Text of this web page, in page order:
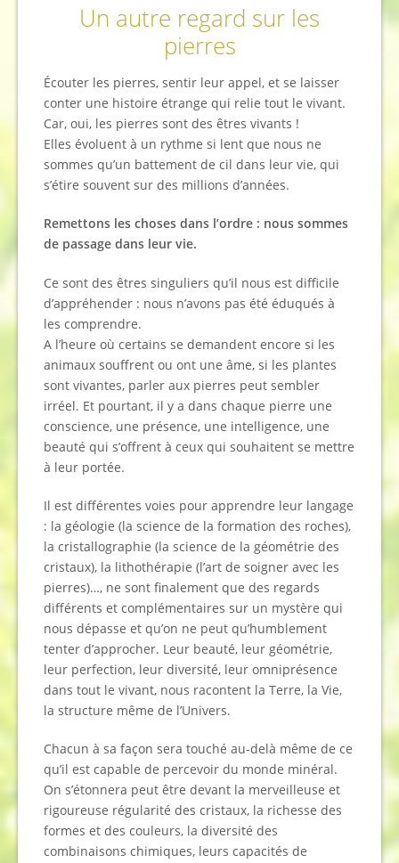
Un autre regard sur les
pierres
Écouter les pierres, sentir leur appel, et se laisser
conter une histoire étrange qui relie tout le vivant.
Car, oui, les pierres sont des êtres vivants !
Elles évoluent à un rythme si lent que nous ne
sommes qu’un battement de cil dans leur vie, qui
s’étire souvent sur des millions d’années.
Remettons les choses dans l’ordre : nous sommes
de passage dans leur vie.
Ce sont des êtres singuliers qu’il nous est difficile
d’appréhender : nous n’avons pas été éduqués à
les comprendre.
A l’heure où certains se demandent encore si les
animaux souffrent ou ont une âme, si les plantes
sont vivantes, parler aux pierres peut sembler
irréel. Et pourtant, il y a dans chaque pierre une
conscience, une présence, une intelligence, une
beauté qui s’offrent à ceux qui souhaitent se mettre
à leur portée.
Il est différentes voies pour apprendre leur langage
: la géologie (la science de la formation des roches),
la cristallographie (la science de la géométrie des
cristaux), la lithothérapie (l’art de soigner avec les
pierres)…, ne sont finalement que des regards
différents et complémentaires sur un mystère qui
nous dépasse et qu’on ne peut qu’humblement
tenter d’approcher. Leur beauté, leur géométrie,
leur perfection, leur diversité, leur omniprésence
dans tout le vivant, nous racontent la Terre, la Vie,
la structure même de l’Univers.
Chacun à sa façon sera touché au-delà même de ce
qu’il est capable de percevoir du monde minéral.
On s’étonnera peut être devant la merveilleuse et
rigoureuse régularité des cristaux, la richesse des
formes et des couleurs, la diversité des
combinaisons chimiques, leurs capacités de